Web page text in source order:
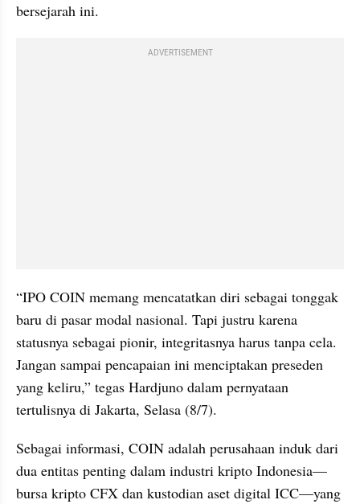
bersejarah ini.
ADVERTISEMENT
“IPO COIN memang mencatatkan diri sebagai tonggak
baru di pasar modal nasional. Tapi justru karena
statusnya sebagai pionir, integritasnya harus tanpa cela.
Jangan sampai pencapaian ini menciptakan preseden
yang keliru,” tegas Hardjuno dalam pernyataan
tertulisnya di Jakarta, Selasa (8/7).
Sebagai informasi, COIN adalah perusahaan induk dari
dua entitas penting dalam industri kripto Indonesia—
bursa kripto CFX dan kustodian aset digital ICC—yang